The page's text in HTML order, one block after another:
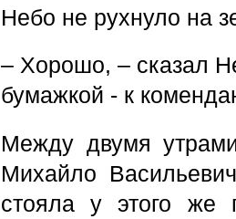
Небо не рухнуло на
– Хорошо, – сказал
бумажкой - к
Между двумя
Михайло
стояла у этого же